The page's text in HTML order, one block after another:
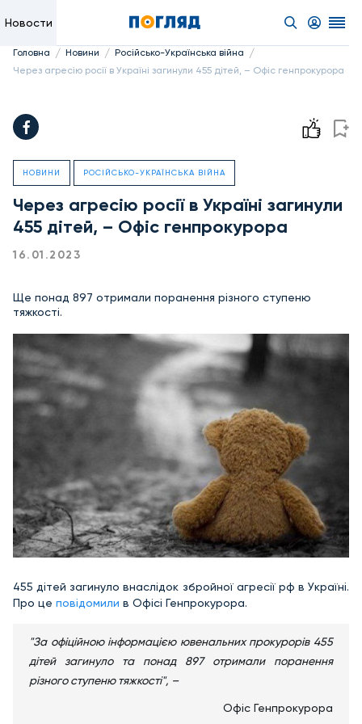
Новости
Головна / Новини / Російсько-Українська війна /
Через агресію росії в Україні загинули 455 дітей, – Офіс генпрокурора
НОВИНИ РОСІЙСЬКО-УКРАЇНСЬКА ВІЙНА
Через агресію росії в Україні загинули
455 дітей, – Офіс генпрокурора
16.01.2023
Ще понад 897 отримали поранення різного ступеню
тяжкості.
455 дітей загинуло внаслідок збройної агресії рф в Україні.
Про це повідомили в Офісі Генпрокурора.
"За офіційною інформацією ювенальних прокурорів 455
дітей загинуло та понад 897 отримали поранення
різного ступеню тяжкості", –
Офіс Генпрокурора